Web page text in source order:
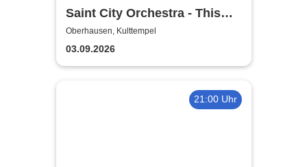
Saint City Orchestra - This
Ain´t Quiet Tour 2026
Oberhausen, Kulttempel
03.09.2026
21:00 Uhr